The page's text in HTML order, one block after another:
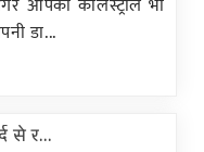
आपका कोलेस्ट्रॉल भी
डा...
से र...